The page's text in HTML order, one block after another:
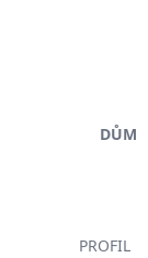
DŮM
PROFIL